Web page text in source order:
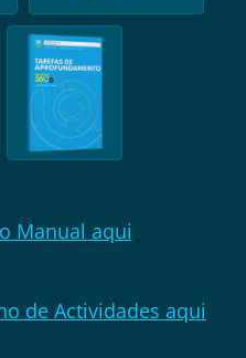
Manual aqui
de Actividades aqui